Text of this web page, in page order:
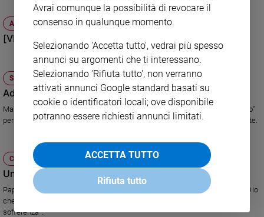
Registrati
Social
ATTUALITÀ
[VIDEO] Allo stadio con i cresimandi
SOCIETÀ E VALORI
Adozioni, l'Ai.Bi propone nuove norme
Marco Griffini, presidente di Ai.Bi. ("Amici dei bambini) lancia il "Manifesto"
per cambiare la legge sulle adozioni internazionali. Ecco le novità richieste.
CHIESA
Un Dio che entra nella nostra vita
Papa Benedetto XVI al concerto al Teatro alla Scala: "Noi cerchiamo un Dio
che non troneggia a distanza ma entra nella nostra vita e nella nostra
sofferenza".
Avrai comunque la possibilità di revocare il
consenso in qualunque momento.
Selezionando 'Accetta tutto', vedrai più spesso
annunci su argomenti che ti interessano.
Selezionando 'Rifiuta tutto', non verranno
attivati annunci Google standard basati su
cookie o identificatori locali; ove disponibile
potranno essere richiesti annunci limitati.
ACCETTA TUTTO
Rifiuta tutto